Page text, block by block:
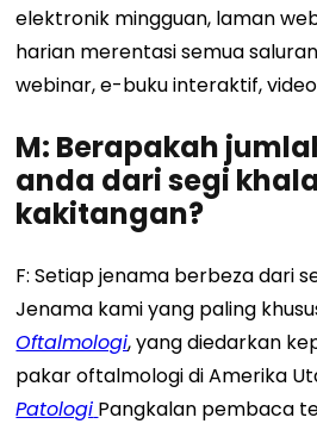
elektronik mingguan, laman
harian merentasi semua
webinar, e-buku interaktif,
M: Berapakah
anda dari segi
kakitangan?
F: Setiap jenama berbeza dari
Jenama kami yang paling
Oftalmologi, yang diedarkan
pakar oftalmologi di Amerika
Patologi Pangkalan pembaca